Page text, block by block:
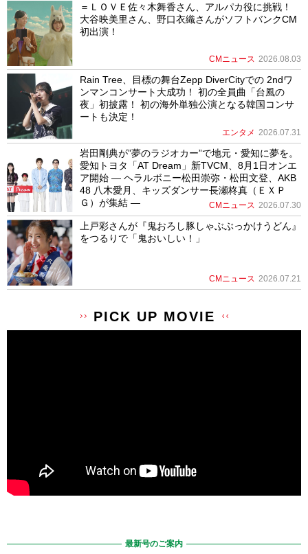
＝ＬＯＶＥ佐々木舞香さん、アルパカ役に挑戦！
大谷映美里さん、野口衣織さんがソフトバンクCM
初出演！
CMニュース 2026.08.03
Rain Tree、目標の舞台Zepp DiverCityでの 2ndワ
ンマンコンサート大成功！ 初の全員曲「台風の
夜」初披露！ 初の海外単独公演となる韓国コンサ
ートも決定！
エンタメ 2026.07.31
岩田剛典が”夢のラジオカー”で地元・愛知に夢を。
愛知トヨタ「AT Dream」新TVCM、8月1日オンエ
ア開始 ― ヘラルボニー松田崇弥・松田文登、AKB
48 八木愛月、キッズダンサー長瀬柊真（ＥＸＰ
Ｇ）が集結 ―
CMニュース 2026.07.30
上戸彩さんが『鬼おろし豚しゃぶぶっかけうどん』
をつるりで「鬼おいしい！」
CMニュース 2026.07.21
PICK UP MOVIE
最新号のご案内